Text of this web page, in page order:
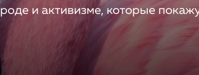
и активизме, которые